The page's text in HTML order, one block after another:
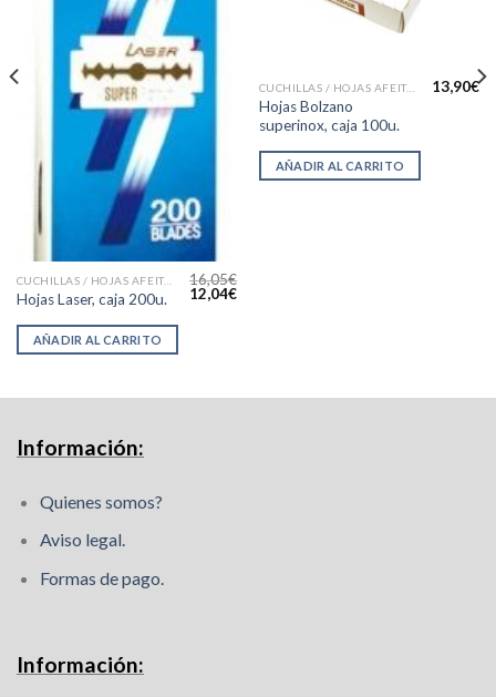
CUCHILLAS / HOJAS AFEITAR
Hojas Laser, caja 200u.
16,05€
El
precio
12,04€El
AÑADIR AL CARRITO
CUCHILLAS / HOJAS AFEITAR
Hojas Bolzano
superinox, caja 100u.
13,90€
AÑADIR AL CARRITO
Información:
Quienes somos?
Aviso legal.
Formas de pago.
Información: